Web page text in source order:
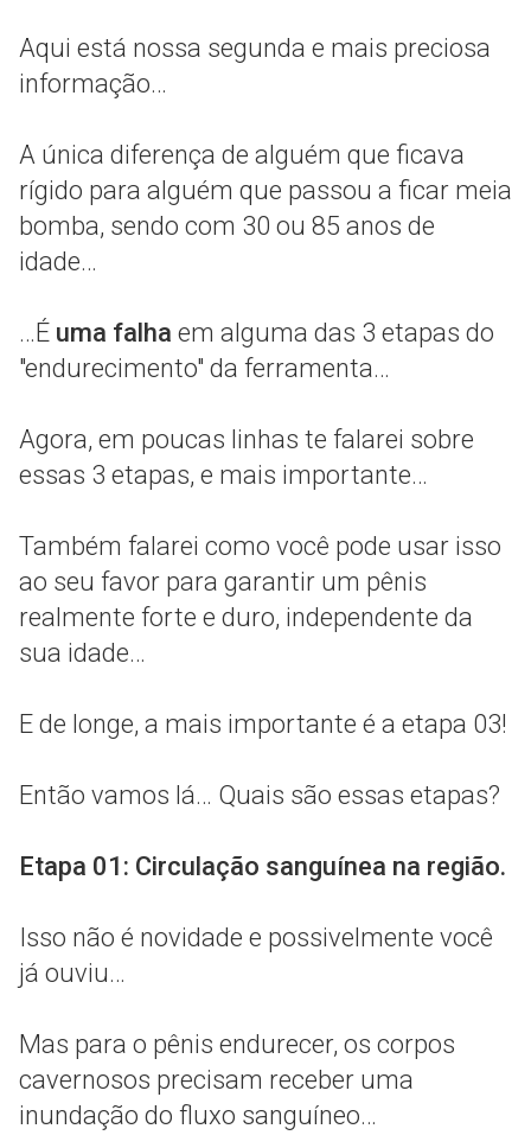
Aqui está nossa segunda e mais preciosa
informação…
A única diferença de alguém que ficava
rígido para alguém que passou a ficar meia
bomba, sendo com 30 ou 85 anos de
idade…
…É uma falha em alguma das 3 etapas do
"endurecimento" da ferramenta…
Agora, em poucas linhas te falarei sobre
essas 3 etapas, e mais importante…
Também falarei como você pode usar isso
ao seu favor para garantir um pênis
realmente forte e duro, independente da
sua idade…
E de longe, a mais importante é a etapa 03!
Então vamos lá… Quais são essas etapas?
Etapa 01: Circulação sanguínea na região.
Isso não é novidade e possivelmente você
já ouviu…
Mas para o pênis endurecer, os corpos
cavernosos precisam receber uma
inundação do fluxo sanguíneo…